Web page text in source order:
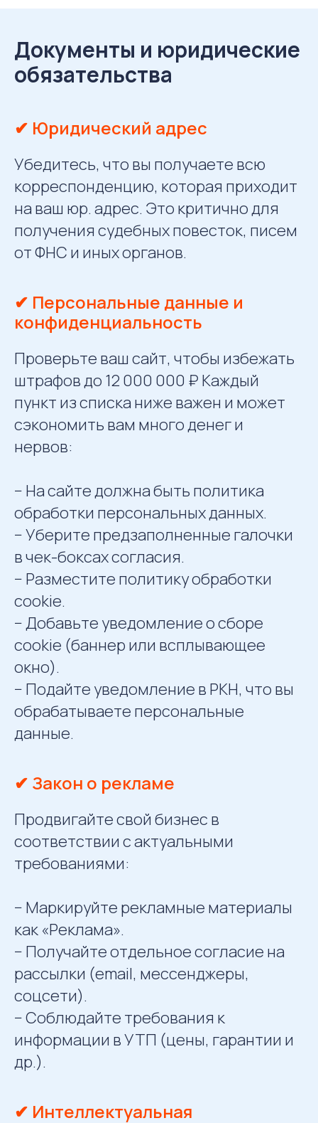
Документы и юридические
обязательства
✔ Юридический адрес
Убедитесь, что вы получаете всю
корреспонденцию, которая приходит
на ваш юр. адрес. Это критично для
получения судебных повесток, писем
от ФНС и иных органов.
✔ Персональные данные и
конфиденциальность
Проверьте ваш сайт, чтобы избежать
штрафов до 12 000 000 ₽ Каждый
пункт из списка ниже важен и может
сэкономить вам много денег и
нервов:
− На сайте должна быть политика
обработки персональных данных.
− Уберите предзаполненные галочки
в чек-боксах согласия.
− Разместите политику обработки
cookie.
− Добавьте уведомление о сборе
cookie (баннер или всплывающее
окно).
− Подайте уведомление в РКН, что вы
обрабатываете персональные
данные.
✔ Закон о рекламе
Продвигайте свой бизнес в
соответствии с актуальными
требованиями:
− Маркируйте рекламные материалы
как «Реклама».
− Получайте отдельное согласие на
рассылки (email, мессенджеры,
соцсети).
− Соблюдайте требования к
информации в УТП (цены, гарантии и
др.).
✔ Интеллектуальная